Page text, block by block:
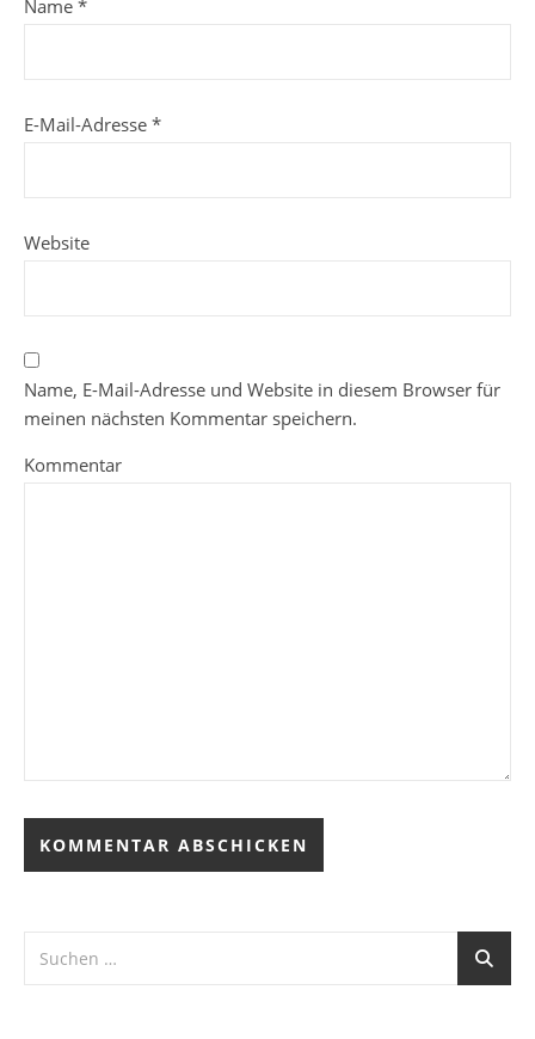
Name *
E-Mail-Adresse *
Website
Name, E-Mail-Adresse und Website in diesem Browser für
meinen nächsten Kommentar speichern.
Kommentar